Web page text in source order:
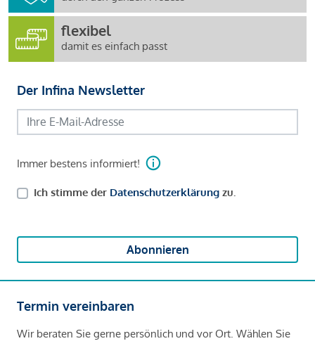
flexibel
damit es einfach passt
Der Infina Newsletter
Immer bestens informiert!
Ich stimme der Datenschutzerklärung zu.
Abonnieren
Termin vereinbaren
Wir beraten Sie gerne persönlich und vor Ort. Wählen Sie